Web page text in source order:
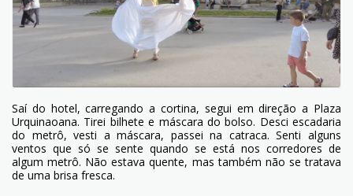
Saí do hotel, carregando a cortina, segui em direção a Plaza
Urquinaoana. Tirei bilhete e máscara do bolso. Desci escadaria
do metrô, vesti a máscara, passei na catraca. Senti alguns
ventos que só se sente quando se está nos corredores de
algum metrô. Não estava quente, mas também não se tratava
de uma brisa fresca.